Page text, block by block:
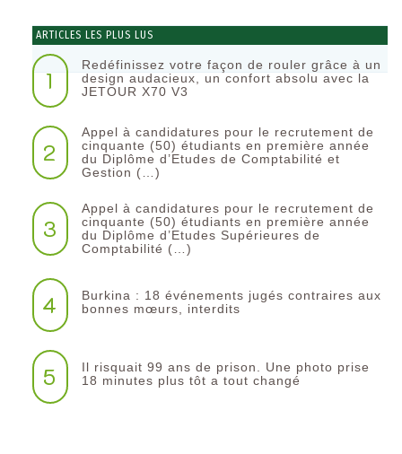
ARTICLES LES PLUS LUS
1
Redéfinissez votre façon de rouler grâce à un
design audacieux, un confort absolu avec la
JETOUR X70 V3
2
Appel à candidatures pour le recrutement de
cinquante (50) étudiants en première année
du Diplôme d’Etudes de Comptabilité et
Gestion (…)
3
Appel à candidatures pour le recrutement de
cinquante (50) étudiants en première année
du Diplôme d’Etudes Supérieures de
Comptabilité (…)
4
Burkina : 18 événements jugés contraires aux
bonnes mœurs, interdits
5
Il risquait 99 ans de prison. Une photo prise
18 minutes plus tôt a tout changé